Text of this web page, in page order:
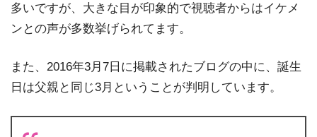
多いですが、大きな目が印象的で視聴者からはイケメ
ンとの声が多数挙げられてます。
また、2016年3月7日に掲載されたブログの中に、誕生
日は父親と同じ3月ということが判明しています。